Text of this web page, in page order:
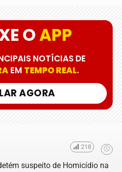
OAPP
NOTÍCIAS DE
EM TEMPO REAL.
AGORA
218